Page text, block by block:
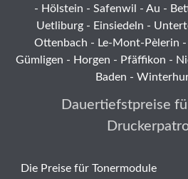
- Hölstein - Safenwil - Au -
Uetliburg - Einsiedeln -
Ottenbach - Le-Mont-Pèlerin -
Gümligen - Horgen - Pfäffikon -
Baden -
Dauertiefstpreise
Die Preise für Tonermodule